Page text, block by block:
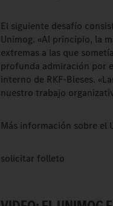
El siguiente desafío
Unimog. «Al principio, la
extremas a las que
profunda admiración por
interno de RKF-Bleses.
nuestro trabajo
Más información sobre el
solicitar folleto